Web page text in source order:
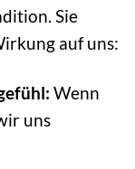
Sie
auf uns:
Wenn
uns